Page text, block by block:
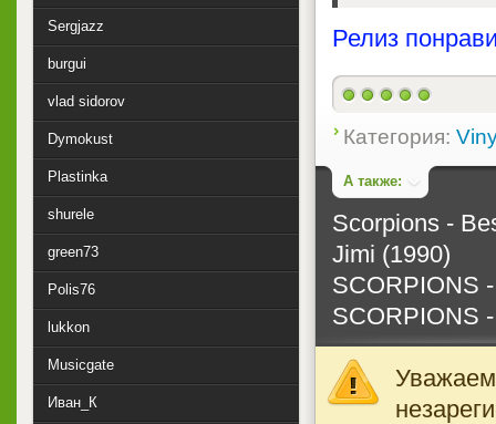
Релиз
Категория:
А также:
Scorpions -
Jimi (1990)
SCORPIONS
SCORPIONS
Sergjazz
burgui
vlad sidorov
Dymokust
Plastinka
shurele
green73
Polis76
lukkon
Musicgate
Иван_К